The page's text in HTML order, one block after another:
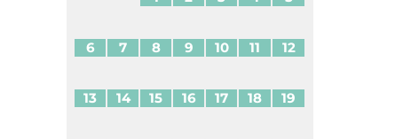
6 7 8 9 10 11 12
13 14 15 16 17 18 19